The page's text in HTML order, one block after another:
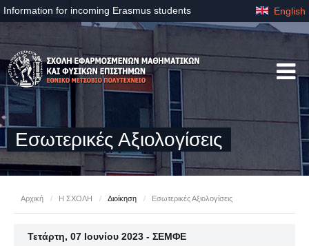
Information for incoming Erasmus students English
Εσωτερικές Αξιολογίσεις
Αρχική / Η ΣΧΟΛΗ / Διοίκηση / Εσωτερικές Αξιολογίσεις
Τετάρτη, 07 Ιουνίου 2023 - ΣΕΜΦΕ